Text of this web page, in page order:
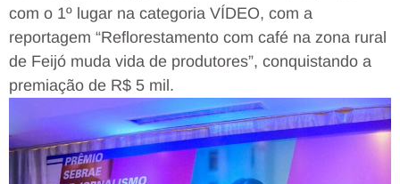
com o 1º lugar na categoria VÍDEO, com a
reportagem “Reflorestamento com café na zona rural
de Feijó muda vida de produtores”, conquistando a
premiação de R$ 5 mil.